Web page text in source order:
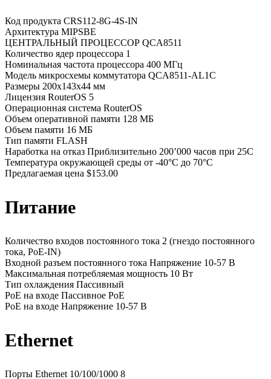
Код продукта CRS112-8G-4S-IN
Архитектура MIPSBE
ЦЕНТРАЛЬНЫЙ ПРОЦЕССОР QCA8511
Количество ядер процессора 1
Номинальная частота процессора 400 МГц
Модель микросхемы коммутатора QCA8511-AL1C
Размеры 200x143x44 мм
Лицензия RouterOS 5
Операционная система RouterOS
Объем оперативной памяти 128 МБ
Объем памяти 16 МБ
Тип памяти FLASH
Наработка на отказ Приблизительно 200’000 часов при 25C
Температура окружающей среды от -40°C до 70°C
Предлагаемая цена $153.00
Питание
Количество входов постоянного тока 2 (гнездо постоянного
тока, PoE-IN)
Входной разъем постоянного тока Напряжение 10-57 В
Максимальная потребляемая мощность 10 Вт
Тип охлаждения Пассивный
PoE на входе Пассивное PoE
PoE на входе Напряжение 10-57 В
Ethernet
Порты Ethernet 10/100/1000 8